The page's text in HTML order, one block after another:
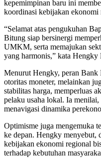
kepemimpinan baru ini
koordinasi kebijakan ekonomi
“Selamat atas pengukuhan
Bitung siap bersinergi
UMKM, serta memajukan
yang harmonis,” kata Hengky
Menurut Hengky, peran Bank
otoritas moneter, melainkan
stabilitas harga, memperluas
pelaku usaha lokal. Ia
menavigasi dinamika
Optimisme juga mengemuka
ke depan. Hengky menyebut,
kebijakan ekonomi regional
terhadap kebutuhan